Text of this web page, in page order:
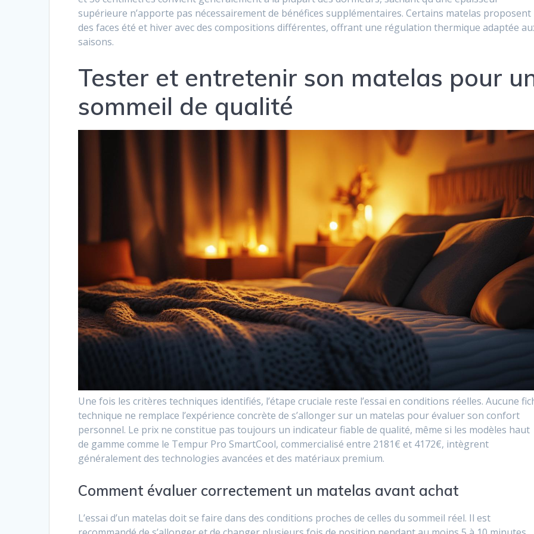
supérieure n’apporte pas nécessairement de bénéfices supplémentaires. Certains matelas proposent
des faces été et hiver avec des compositions différentes, offrant une régulation thermique adaptée
saisons.
Tester et entretenir son matelas pour
sommeil de qualité
Une fois les critères techniques identifiés, l’étape cruciale reste l’essai en conditions réelles. Aucune
technique ne remplace l’expérience concrète de s’allonger sur un matelas pour évaluer son confort
personnel. Le prix ne constitue pas toujours un indicateur fiable de qualité, même si les modèles haut
de gamme comme le Tempur Pro SmartCool, commercialisé entre 2181€ et 4172€, intègrent
généralement des technologies avancées et des matériaux premium.
Comment évaluer correctement un matelas avant achat
L’essai d’un matelas doit se faire dans des conditions proches de celles du sommeil réel. Il est